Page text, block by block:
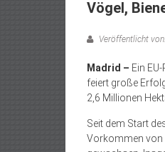
Vögel,
Veröffentlicht
Madrid – Ein
feiert große
2,6 Millionen
Seit dem Start
Vorkommen von